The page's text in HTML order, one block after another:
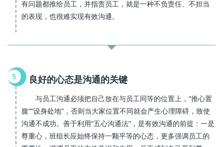
有问题都推给员工，并指责员工，就是一种不负责任、不担当
的表现，也很难实现有效沟通。
5 良好的心态是沟通的关键
与员工沟通必须把自己放在与员工同等的位置上，“推心置
腹”“设身处地”，否则当大家位置不同就会产生心理障碍，致使
沟通不成功。善于利用“五心沟通法”，是有效沟通的前提：一是
尊重心，班组长应始终保持一颗平等的心态，更多强调员工的